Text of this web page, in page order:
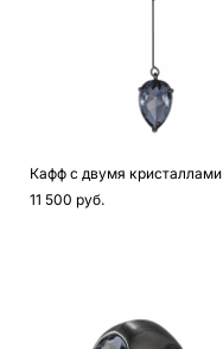
Кафф с двумя кристаллами
11 500 pуб.